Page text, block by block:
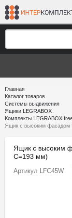
Главная
Каталог товаров
Системы выдвижения
Ящики LEGRABOX
Комплекты LEGRABOX
Ящик с высоким фасадом
Ящик с высоким
С=193 мм)
Артикул LFC45W